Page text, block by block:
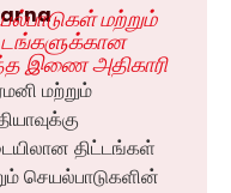
மற்றும்
இணை அதிகாரி
மற்றும்
திட்டங்கள்
செயல்பாடுகளின்